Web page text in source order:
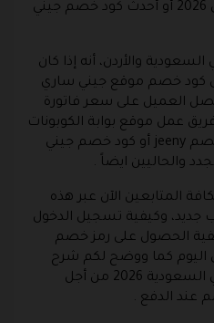
استخدام قسيمة شراء جيني 2026 أو أحدث كود خصم جيني
والأردن، أنه إذا كان
2026 أو أقوى كود خصم موقع جيني ساري
العميل على سعر فاتورة
عمل موقع بوابة الكوبونات
بتوفير العديد من أنواع كود خصم jeeny أو كود خصم جيني
المتابعين الآن عبر هذه
وكيفية تسجيل الدخول
الحصول على رمز خصم
جيني اليوم كما ووضح لكم شرح
كيفية إضافة كود خصم جيني السعودية 2026 من أجل
عند الدفع .